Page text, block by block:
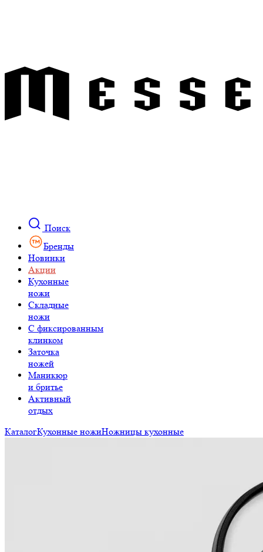
Поиск
Бренды
Новинки
Акции
Кухонные
ножи
Складные
ножи
C фиксированным
клинком
Заточка
ножей
Маникюр
и бритье
Активный
отдых
КаталогКухонные ножиНожницы кухонные